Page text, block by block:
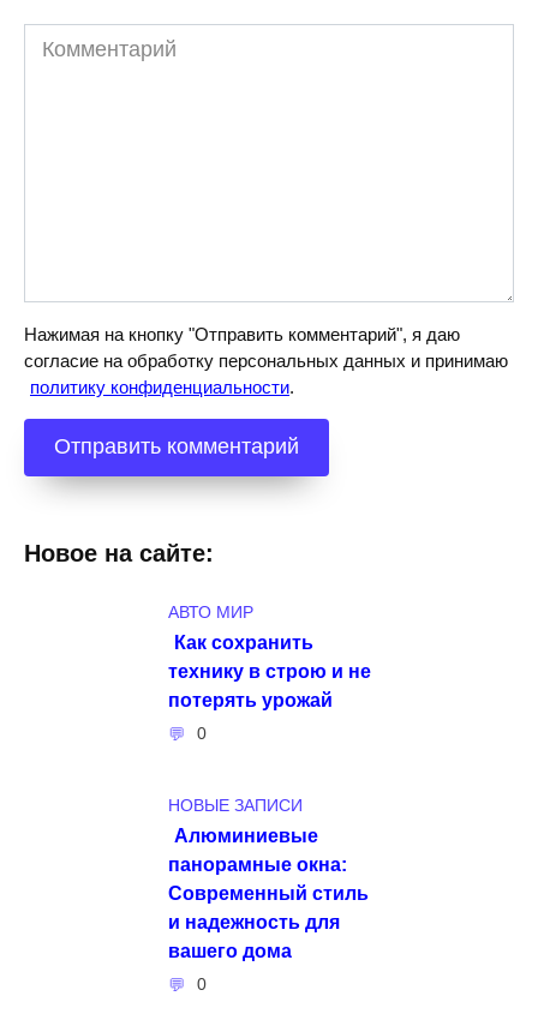
Комментарий
Нажимая на кнопку "Отправить комментарий", я даю
согласие на обработку персональных данных и принимаю
политику конфиденциальности.
Новое на сайте:
АВТО МИР
Как сохранить
технику в строю и не
потерять урожай
0
НОВЫЕ ЗАПИСИ
Алюминиевые
панорамные окна:
Современный стиль
и надежность для
вашего дома
0